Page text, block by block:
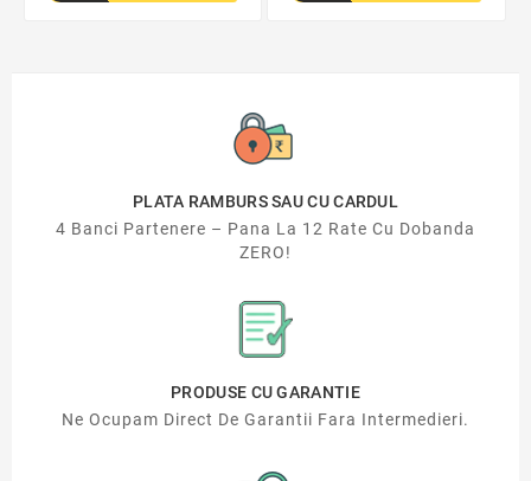
PLATA RAMBURS SAU CU CARDUL
4 Banci Partenere – Pana La 12 Rate Cu Dobanda
ZERO!
PRODUSE CU GARANTIE
Ne Ocupam Direct De Garantii Fara Intermedieri.